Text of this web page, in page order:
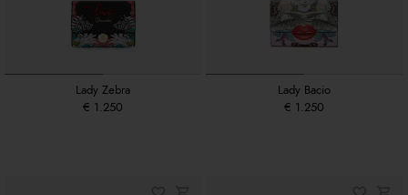
Lady Zebra
€ 1.250
Lady Bacio
€ 1.250